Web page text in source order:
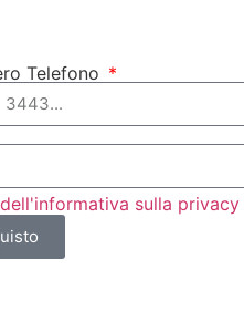
Telefono
sulla privacy